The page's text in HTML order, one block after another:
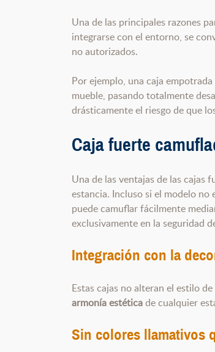
Una de las principales razones
integrarse con el entorno, se
no autorizados.
Por ejemplo, una caja
mueble, pasando totalmente
drásticamente el riesgo de que
Caja fuerte
Una de las ventajas de las cajas
estancia. Incluso si el modelo no
puede camuflar fácilmente
exclusivamente en la seguridad
Integración con la
Estas cajas no alteran el estilo
armonía estéticade cualquier
Sin colores llamativos